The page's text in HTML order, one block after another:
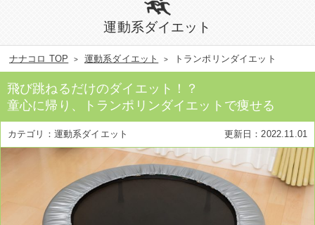
運動系ダイエット
ナナコロ TOP 運動系ダイエット トランポリンダイエット
飛び跳ねるだけのダイエット！？
童心に帰り、トランポリンダイエットで痩せる
運動系ダイエット 2022.11.01